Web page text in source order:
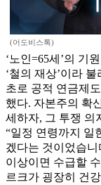
(어도비스톡)
‘노인=65세’의 기
‘철의 재상’이라
초로 공적 연금제
했다. 자본주의 확
세하자, 그 투쟁 의
“일정 연령까지 일
겠다는 것이었습니
이상이면 수급할
르크가 굉장히 건